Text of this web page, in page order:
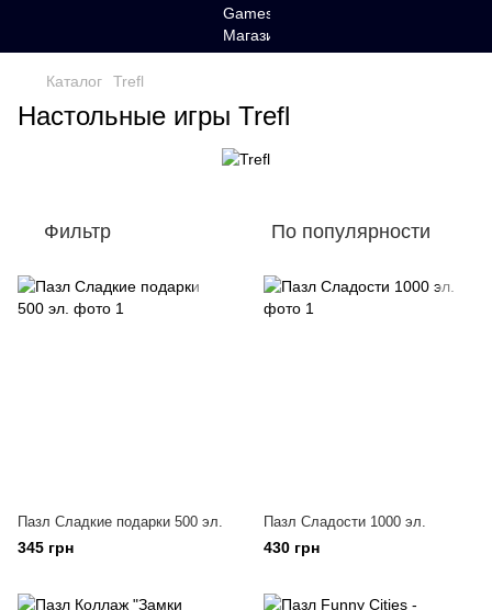
Каталог Trefl
Настольные игры Trefl
Фильтр По популярности
Пазл Сладкие подарки 500 эл.
345 грн
Пазл Сладости 1000 эл.
430 грн